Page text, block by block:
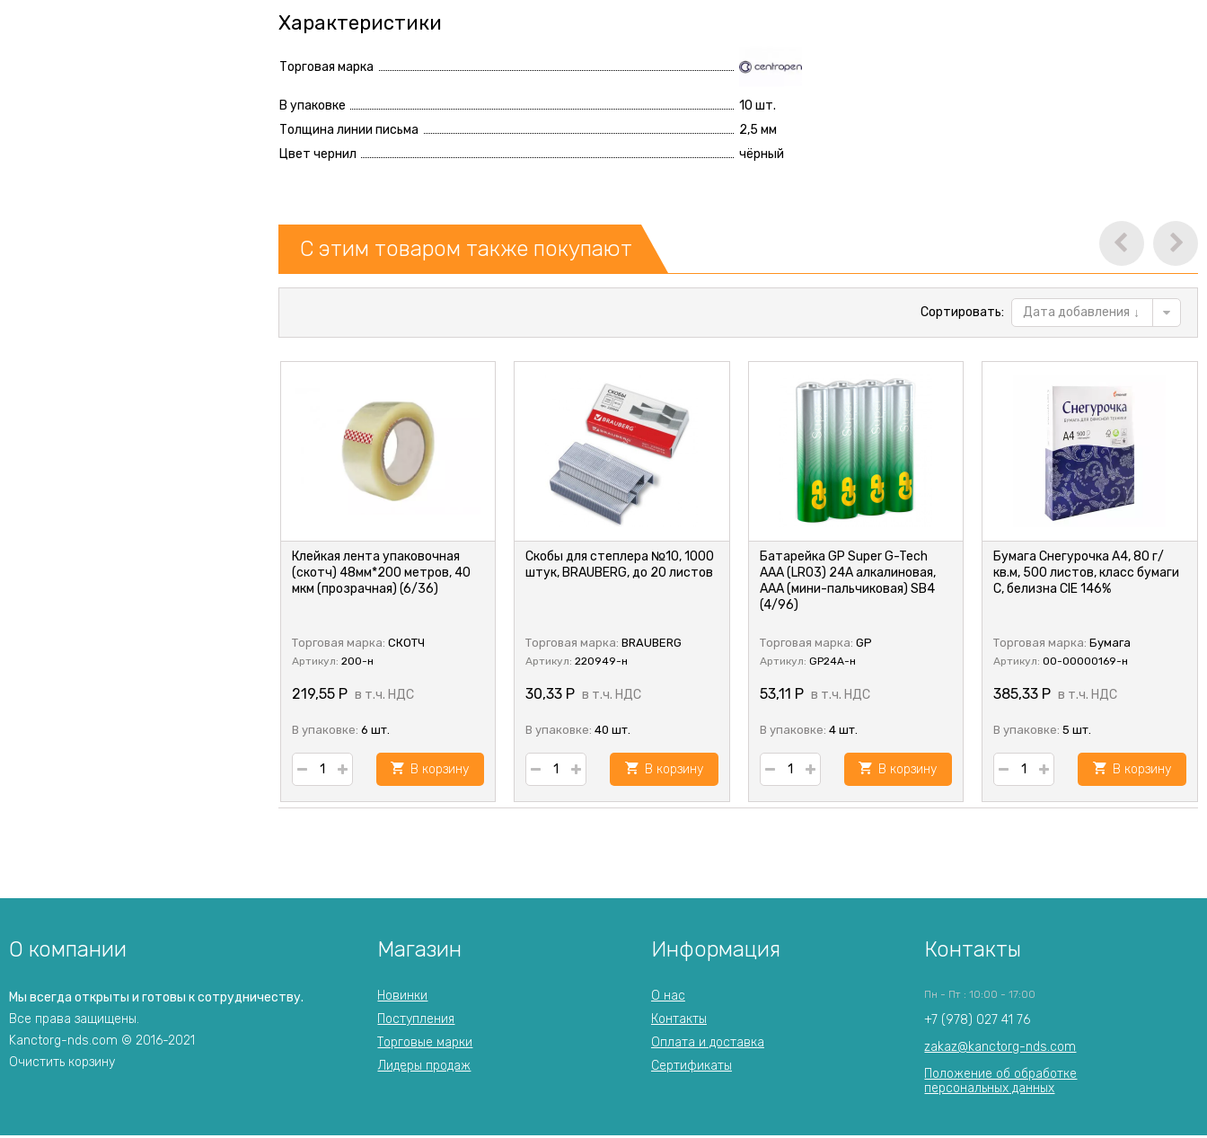
Характеристики
Торговая марка
В упаковке
10 шт.
Толщина линии письма
2,5 мм
Цвет чернил
чёрный
С этим товаром также покупают
Сортировать: Дата добавления
Клейкая лента упаковочная
(скотч) 48мм*200 метров, 40
мкм (прозрачная) (6/36)
Торговая марка: СКОТЧ
Артикул: 200-н
219,55 Р в т.ч. НДС
В упаковке: 6 шт.
В корзину
Скобы для степлера №10, 1000
штук, BRAUBERG, до 20 листов
Торговая марка: BRAUBERG
Артикул: 220949-н
30,33 Р в т.ч. НДС
В упаковке: 40 шт.
В корзину
Батарейка GP Super G-Tech
AAA (LR03) 24A алкалиновая,
AAA (мини-пальчиковая) SB4
(4/96)
Торговая марка: GP
Артикул: GP24А-н
53,11 Р в т.ч. НДС
В упаковке: 4 шт.
В корзину
Бумага Снегурочка А4, 80 г/
кв.м, 500 листов, класс бумаги
С, белизна CIE 146%
Торговая марка: Бумага
Артикул: 00-00000169-н
385,33 Р в т.ч. НДС
В упаковке: 5 шт.
В корзину
О компании
Мы всегда открыты и готовы к сотрудничеству.
Все права защищены.
Kanctorg-nds.com © 2016-2021
Очистить корзину
Магазин
Новинки
Поступления
Торговые марки
Лидеры продаж
Информация
О нас
Контакты
Оплата и доставка
Сертификаты
Контакты
Пн - Пт : 10:00 - 17:00
+7 (978) 027 41 76
zakaz@kanctorg-nds.com
Положение об обработке
персональных данных